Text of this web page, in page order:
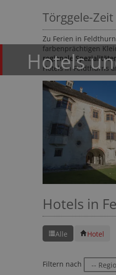
Hotels
Törggele-
Zu Ferien in
farbenprächtigen
regionale
Hotels in Feldthurns
Hotels in
Alle Hotel
Filtern nach